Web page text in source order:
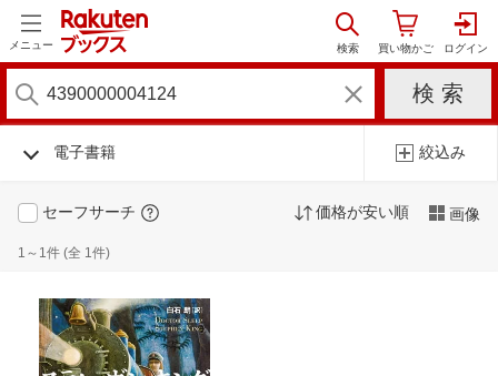
メニュー
電子書籍 絞込み
セーフサーチ 価格が安い順 画像
1～1件 (全 1件)